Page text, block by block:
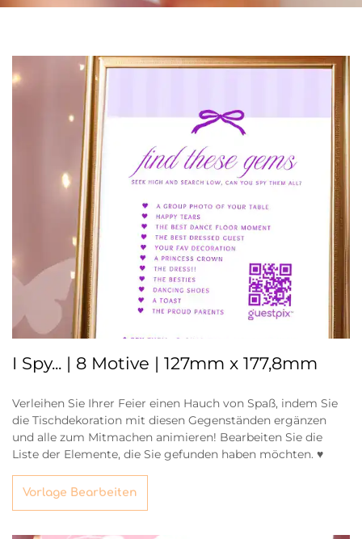
I Spy... | 8 Motive | 127mm x 177,8mm
Verleihen Sie Ihrer Feier einen Hauch von Spaß, indem Sie
die Tischdekoration mit diesen Gegenständen ergänzen
und alle zum Mitmachen animieren! Bearbeiten Sie die
Liste der Elemente, die Sie gefunden haben möchten. ♥
Vorlage Bearbeiten